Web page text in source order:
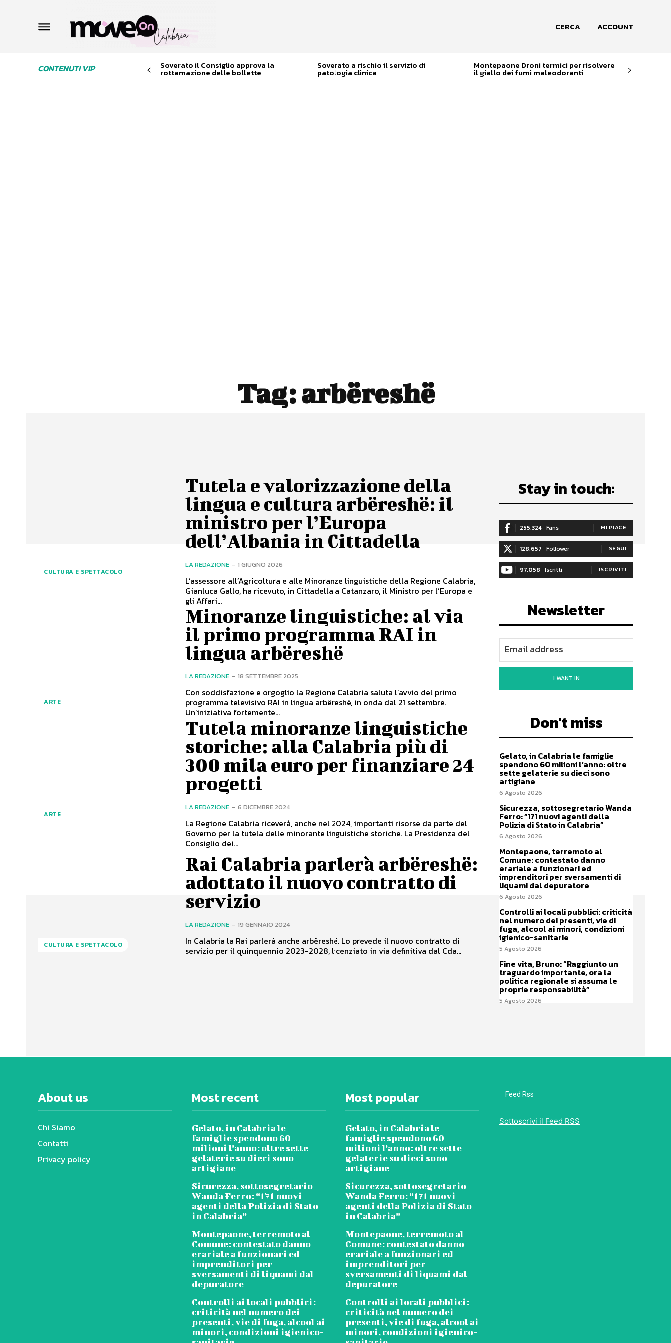
CERCA ACCOUNT
CONTENUTI VIP Soverato il Consiglio approva la
rottamazione delle bollette
Soverato a rischio il servizio di
patologia clinica
Montepaone Droni termici per risolvere
il giallo dei fumi maleodoranti
Tag:arbëreshë
CULTURA E SPETTACOLO
Tutela e valorizzazione della
lingua e cultura arbëreshë: il
ministro per l’Europa
dell’Albania in Cittadella
LA REDAZIONE - 1 GIUGNO 2026
L’assessore all’Agricoltura e alle Minoranze linguistiche della Regione Calabria,
Gianluca Gallo, ha ricevuto, in Cittadella a Catanzaro, il Ministro per l’Europa e
gli Affari...
ARTE
Minoranze linguistiche: al via
il primo programma RAI in
lingua arbëreshë
LA REDAZIONE - 18 SETTEMBRE 2025
Con soddisfazione e orgoglio la Regione Calabria saluta l’avvio del primo
programma televisivo RAI in lingua arbëreshë, in onda dal 21 settembre.
Un’iniziativa fortemente...
ARTE
Tutela minoranze linguistiche
storiche: alla Calabria più di
300 mila euro per finanziare 24
progetti
LA REDAZIONE - 6 DICEMBRE 2024
La Regione Calabria riceverà, anche nel 2024, importanti risorse da parte del
Governo per la tutela delle minorante linguistiche storiche. La Presidenza del
Consiglio dei...
CULTURA E SPETTACOLO
Rai Calabria parlerà arbëreshë:
adottato il nuovo contratto di
servizio
LA REDAZIONE - 19 GENNAIO 2024
In Calabria la Rai parlerà anche arbëreshë. Lo prevede il nuovo contratto di
servizio per il quinquennio 2023-2028, licenziato in via definitiva dal Cda...
Stay in touch:
255,324 Fans MI PIACE
128,657 Follower SEGUI
97,058 Iscritti ISCRIVITI
Newsletter
I WANT IN
Don't miss
Gelato, in Calabria le famiglie
spendono 60 milioni l’anno: oltre
sette gelaterie su dieci sono
artigiane
6 Agosto 2026
Sicurezza, sottosegretario Wanda
Ferro: “171 nuovi agenti della
Polizia di Stato in Calabria”
6 Agosto 2026
Montepaone, terremoto al
Comune: contestato danno
erariale a funzionari ed
imprenditori per sversamenti di
liquami dal depuratore
6 Agosto 2026
Controlli ai locali pubblici: criticità
nel numero dei presenti, vie di
fuga, alcool ai minori, condizioni
igienico-sanitarie
5 Agosto 2026
Fine vita, Bruno: “Raggiunto un
traguardo importante, ora la
politica regionale si assuma le
proprie responsabilità”
5 Agosto 2026
About us
Chi Siamo
Contatti
Privacy policy
Most recent
Gelato, in Calabria le
famiglie spendono 60
milioni l’anno: oltre sette
gelaterie su dieci sono
artigiane
Sicurezza, sottosegretario
Wanda Ferro: “171 nuovi
agenti della Polizia di Stato
in Calabria”
Montepaone, terremoto al
Comune: contestato danno
erariale a funzionari ed
imprenditori per
sversamenti di liquami dal
depuratore
Controlli ai locali pubblici:
criticità nel numero dei
presenti, vie di fuga, alcool ai
minori, condizioni igienico-
Most popular
Gelato, in Calabria le
famiglie spendono 60
milioni l’anno: oltre sette
gelaterie su dieci sono
artigiane
Sicurezza, sottosegretario
Wanda Ferro: “171 nuovi
agenti della Polizia di Stato
in Calabria”
Montepaone, terremoto al
Comune: contestato danno
erariale a funzionari ed
imprenditori per
sversamenti di liquami dal
depuratore
Controlli ai locali pubblici:
criticità nel numero dei
presenti, vie di fuga, alcool ai
minori, condizioni igienico-
Feed Rss
Sottoscrivi il Feed RSS